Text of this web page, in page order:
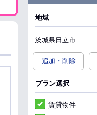
地域
茨城県日立市
追加・削除
プラン選択
賃貸物件